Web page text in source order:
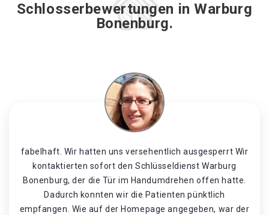
Schlosserbewertungen in Warburg
Bonenburg.
fabelhaft. Wir hatten uns versehentlich ausgesperrt Wir
kontaktierten sofort den Schlüsseldienst Warburg
Bonenburg, der die Tür im Handumdrehen offen hatte.
Dadurch konnten wir die Patienten pünktlich
empfangen. Wie auf der Homepage angegeben, war der